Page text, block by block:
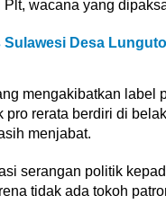
wacana yang
Desa
mengakibatkan label
rerata berdiri di
menjabat.
serangan politik
tidak ada tokoh